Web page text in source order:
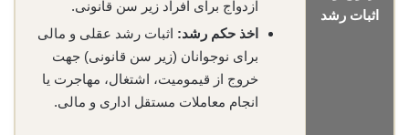
اثبات رشد
ازدواج برای افراد زیر سن قانونی.
اخذ حکم رشد: اثبات رشد عقلی و مالی
برای نوجوانان (زیر سن قانونی) جهت
خروج از قیمومیت، اشتغال، مهاجرت یا
انجام معاملات مستقل اداری و مالی.